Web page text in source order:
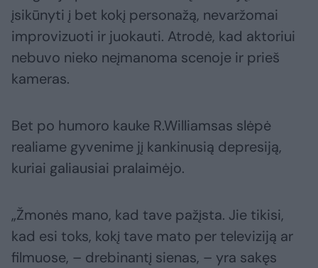
įsikūnyti į bet kokį personažą, nevaržomai
improvizuoti ir juokauti. Atrodė, kad aktoriui
nebuvo nieko neįmanoma scenoje ir prieš
kameras.
Bet po humoro kauke R.Williamsas slėpė
realiame gyvenime jį kankinusią depresiją,
kuriai galiausiai pralaimėjo.
„Žmonės mano, kad tave pažįsta. Jie tikisi,
kad esi toks, kokį tave mato per televiziją ar
filmuose, – drebinantį sienas, – yra sakęs